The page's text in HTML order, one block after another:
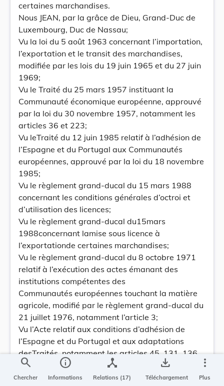
certaines marchandises.
Nous JEAN, par la grâce de Dieu, Grand-Duc de
Luxembourg, Duc de Nassau;
Vu la loi du 5 août 1963 concernant l’importation,
l’exportation et le transit des marchandises,
modifiée par les lois du 19 juin 1965 et du 27 juin
1969;
Vu le Traité du 25 mars 1957 instituant la
Communauté économique européenne, approuvé
par la loi du 30 novembre 1957, notamment les
articles 36 et 223;
Vu leTraité du 12 juin 1985 relatif à l’adhésion de
l’Espagne et du Portugal aux Communautés
européennes, approuvé par la loi du 18 novembre
1985;
Vu le règlement grand-ducal du 15 mars 1988
concernant les conditions générales d’octroi et
d’utilisation des licences;
Vu le règlement grand-ducal du15mars
1988concernant lamise sous licence à
l’exportationde certaines marchandises;
Vu le règlement grand-ducal du 8 octobre 1971
relatif à l’exécution des actes émanant des
institutions compétentes des
Communautés européennes touchant la matière
agricole, modifié par le règlement grand-ducal du
21 juillet 1976, notamment l’article 3;
Vu l’Acte relatif aux conditions d’adhésion de
l’Espagne et du Portugal et aux adaptations
desTraités, notamment les articles 45, 131, 136,
259 et 275 et le protocole no 2;
Vu le règlement (CEE) no 2658/87 du Conseil, du
search
Chercher
info
Informations
device_hub
Relations (17)
save_alt
Téléchargement
more_vert
Plus